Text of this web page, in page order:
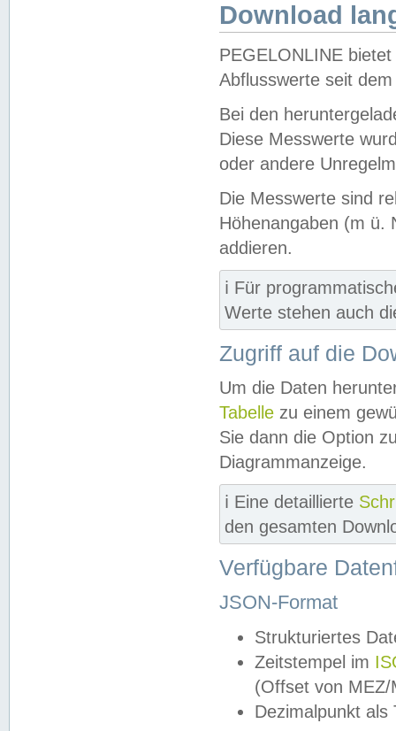
Download
PEGELONLINE
Abflusswerte seit
Bei den
Diese Messwerte
oder andere
Die Messwerte sind
Höhenangaben (m ü.
addieren.
ℹ️ Für
Werte stehen auch
Zugriff auf die
Um die Daten
Tabelle zu einem
Sie dann die Option
Diagrammanzeige.
ℹ️ Eine detaillierte
den gesamten
Verfügbare
JSON-Format
Strukturiertes
Zeitstempel im
(Offset von MEZ/
Dezimalpunkt als